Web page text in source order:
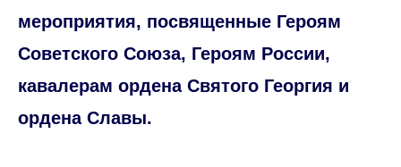
мероприятия, посвященные Героям
Советского Союза, Героям России,
кавалерам ордена Святого Георгия и
ордена Славы.